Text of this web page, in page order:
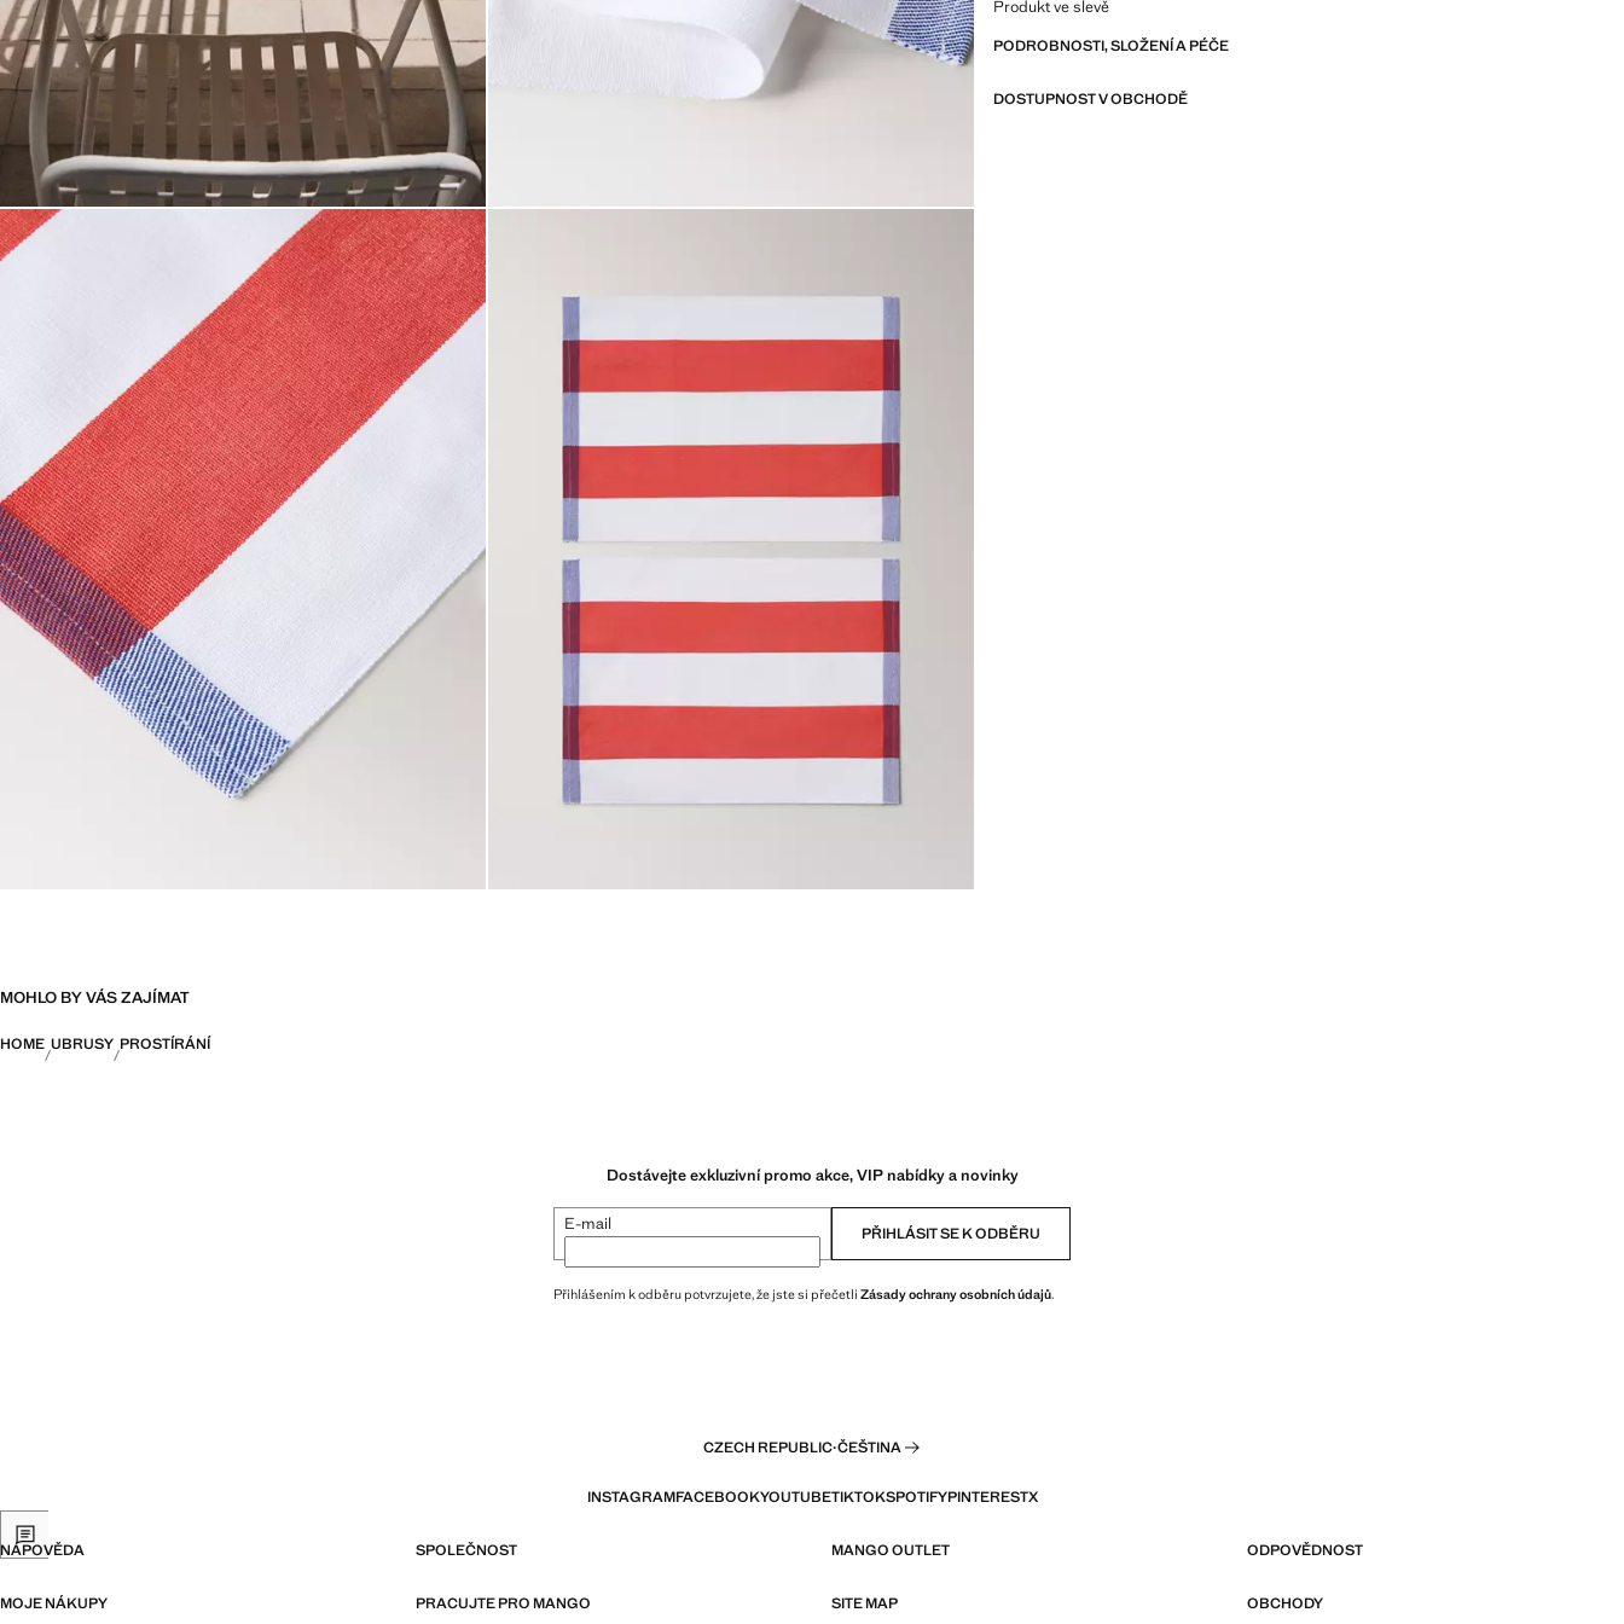
Produkt ve slevě
PODROBNOSTI, SLOŽENÍ A PÉČE
DOSTUPNOST V OBCHODĚ
MOHLO BY VÁS ZAJÍMAT
HOME UBRUSY PROSTÍRÁNÍ
Dostávejte exkluzivní promo akce, VIP nabídky a novinky
E-mail PŘIHLÁSIT SE K ODBĚRU
Přihlášením k odběru potvrzujete, že jste si přečetli Zásady ochrany osobních údajů.
CZECH REPUBLIC·ČEŠTINA
INSTAGRAMFACEBOOKYOUTUBETIKTOKSPOTIFYPINTERESTX
NÁPOVĚDA SPOLEČNOST MANGO OUTLET ODPOVĚDNOST
MOJE NÁKUPY PRACUJTE PRO MANGO SITE MAP OBCHODY